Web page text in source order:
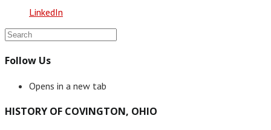
LinkedIn
Follow Us
Opens in a new tab
HISTORY OF COVINGTON, OHIO